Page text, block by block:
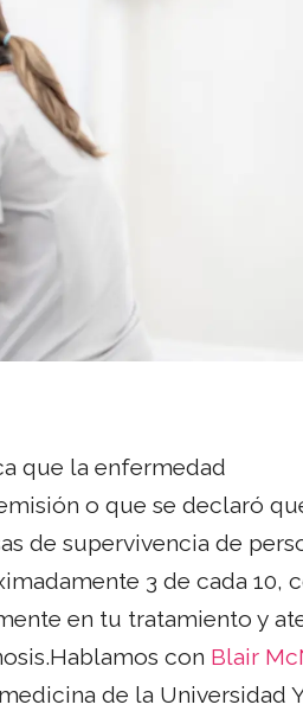
que la enfermedad
o que se declaró
de supervivencia de
3 de cada 10,
en tu tratamiento y
con Blair
de la Universidad